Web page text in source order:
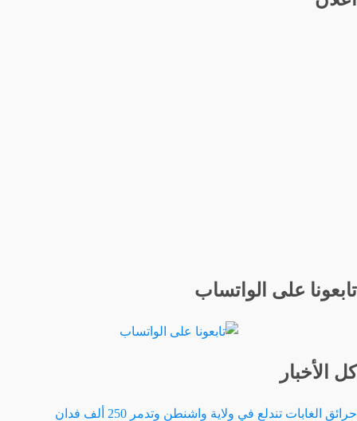
تابعونا على الواتساب
كل الأخبار
حرائق الغابات تندلع في ولاية واشنطن وتدمر 250 ألف فدان